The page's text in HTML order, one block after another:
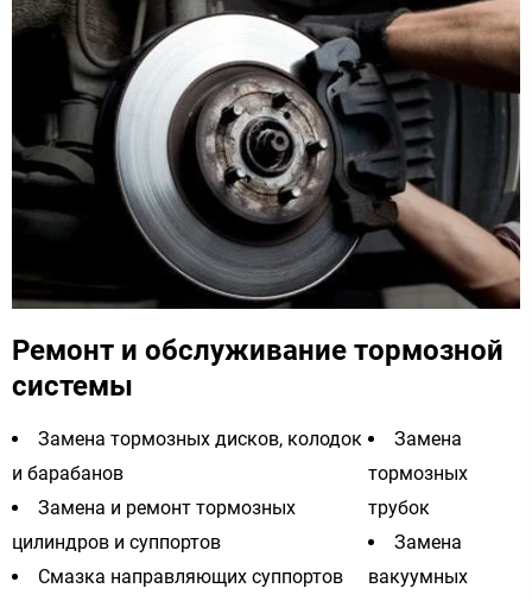
Ремонт и обслуживание тормозной
системы
Замена тормозных дисков, колодок
и барабанов
Замена и ремонт тормозных
цилиндров и суппортов
Смазка направляющих суппортов
Замена
тормозных
трубок
Замена
вакуумных